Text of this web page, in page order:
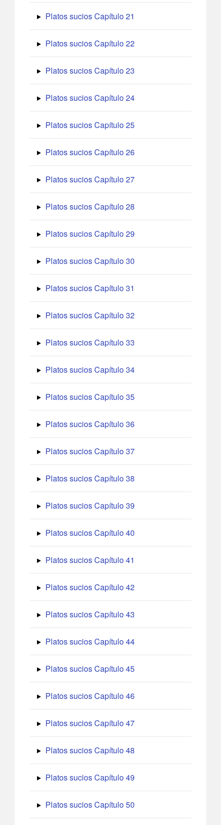
Platos sucios Capítulo 21
Platos sucios Capítulo 22
Platos sucios Capítulo 23
Platos sucios Capítulo 24
Platos sucios Capítulo 25
Platos sucios Capítulo 26
Platos sucios Capítulo 27
Platos sucios Capítulo 28
Platos sucios Capítulo 29
Platos sucios Capítulo 30
Platos sucios Capítulo 31
Platos sucios Capítulo 32
Platos sucios Capítulo 33
Platos sucios Capítulo 34
Platos sucios Capítulo 35
Platos sucios Capítulo 36
Platos sucios Capítulo 37
Platos sucios Capítulo 38
Platos sucios Capítulo 39
Platos sucios Capítulo 40
Platos sucios Capítulo 41
Platos sucios Capítulo 42
Platos sucios Capítulo 43
Platos sucios Capítulo 44
Platos sucios Capítulo 45
Platos sucios Capítulo 46
Platos sucios Capítulo 47
Platos sucios Capítulo 48
Platos sucios Capítulo 49
Platos sucios Capítulo 50